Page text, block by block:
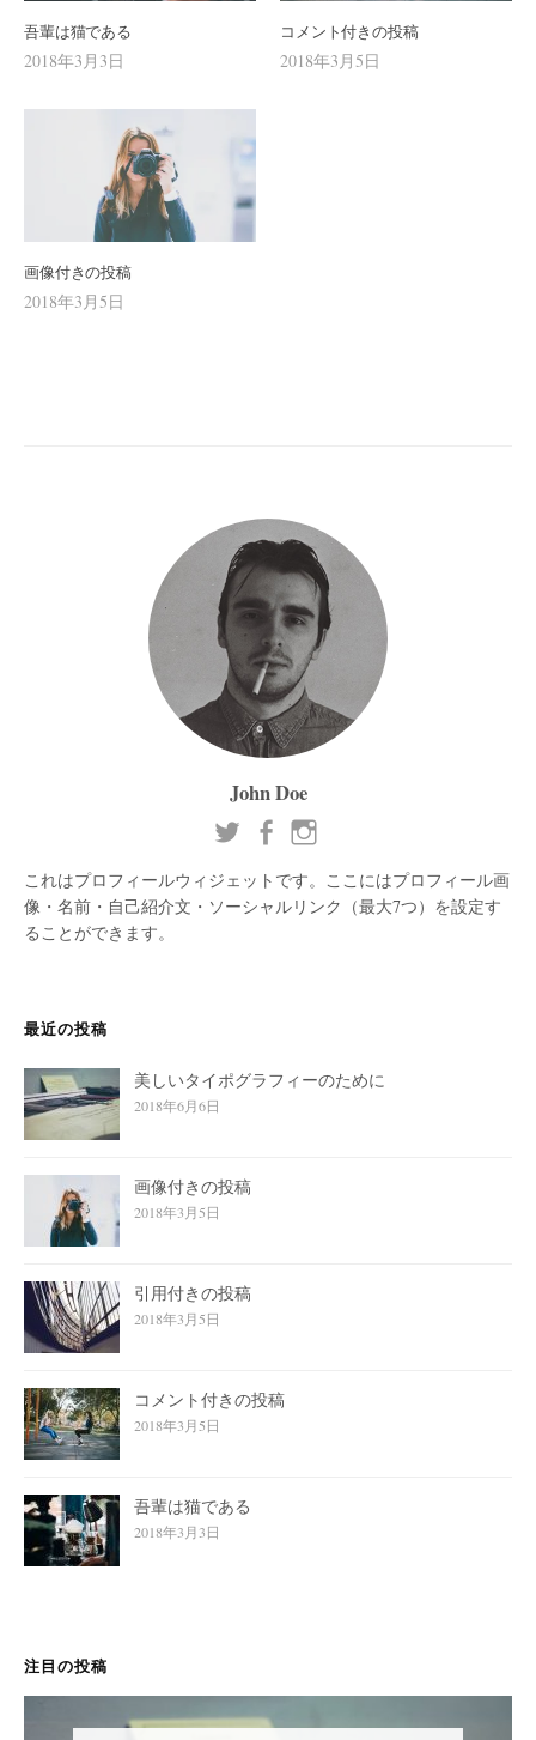
吾輩は猫である
2018年3月3日
コメント付きの投稿
2018年3月5日
画像付きの投稿
2018年3月5日
John Doe
これはプロフィールウィジェットです。ここにはプロフィール画
像・名前・自己紹介文・ソーシャルリンク（最大7つ）を設定す
ることができます。
最近の投稿
美しいタイポグラフィーのために
2018年6月6日
画像付きの投稿
2018年3月5日
引用付きの投稿
2018年3月5日
コメント付きの投稿
2018年3月5日
吾輩は猫である
2018年3月3日
注目の投稿